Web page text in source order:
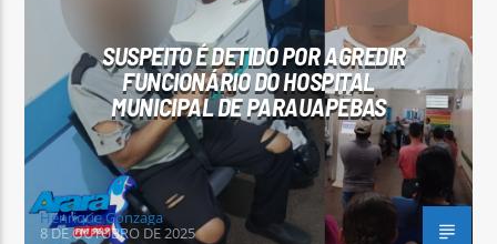
Arara Azul FM
SUSPEITO É DETIDO POR AGREDIR
FUNCIONÁRIO DO HOSPITAL
MUNICIPAL DE PARAUAPEBAS
Henrique Gonzaga
8 DE OUTUBRO DE 2025